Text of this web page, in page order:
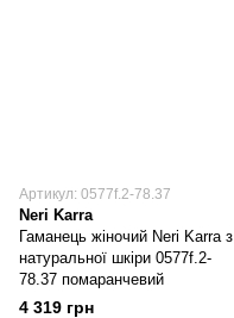
Артикул: 0577f.2-78.37
Neri Karra
Гаманець жіночий Neri Karra з
натуральної шкіри 0577f.2-
78.37 помаранчевий
4 319 грн